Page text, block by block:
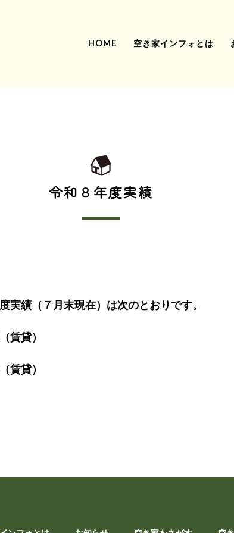
HOME 空き家インフォとは
令和８年度実績
実績（７月末現在）は次のとおりです。
賃貸）
賃貸）